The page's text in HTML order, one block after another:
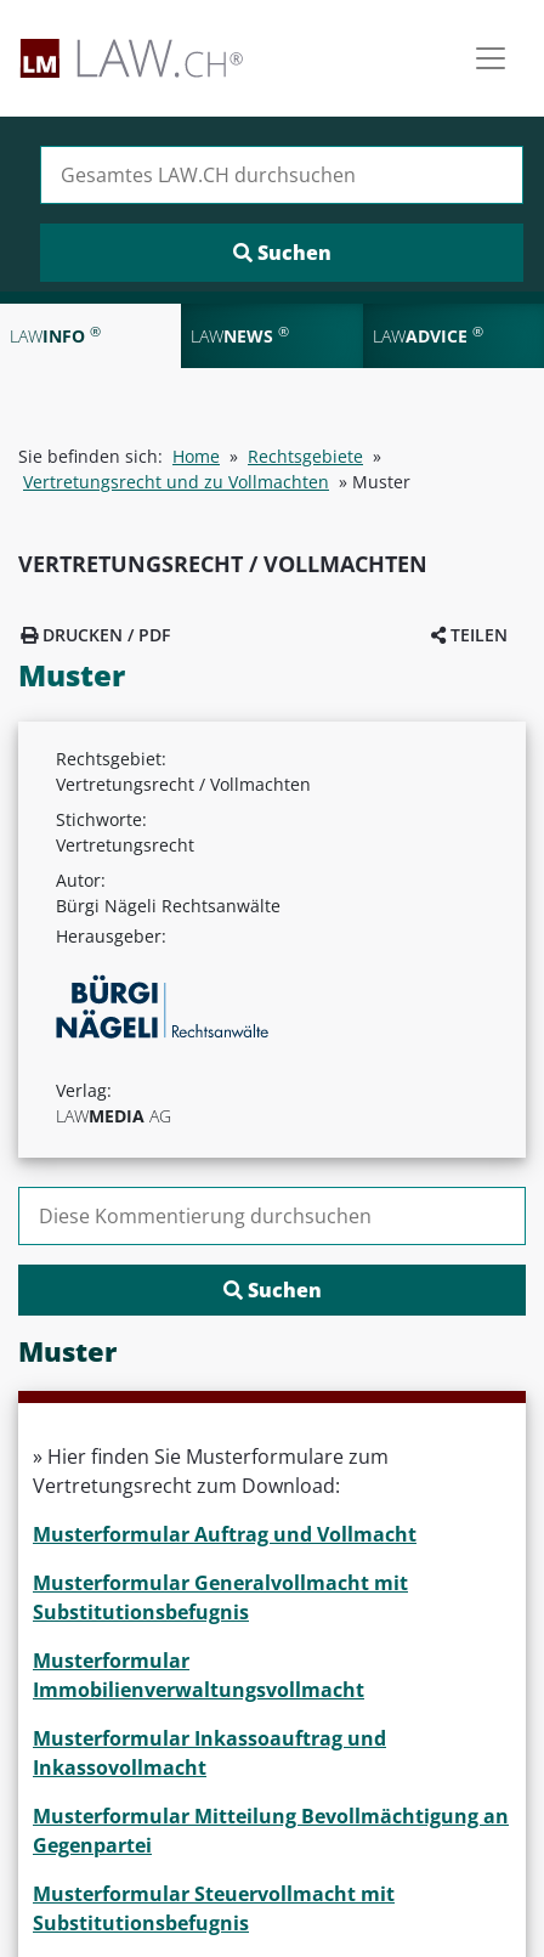
LAWINFO ® LAWNEWS ® LAWADVICE ®
Sie befinden sich: Home » Rechtsgebiete »
Vertretungsrecht und zu Vollmachten » Muster
VERTRETUNGSRECHT / VOLLMACHTEN
TEILEN
DRUCKEN / PDF
Muster
Rechtsgebiet:
Vertretungsrecht / Vollmachten
Stichworte:
Vertretungsrecht
Autor:
Bürgi Nägeli Rechtsanwälte
Herausgeber:
Verlag:
LAWMEDIA AG
Suchen nach:
Muster
» Hier finden Sie Musterformulare zum
Vertretungsrecht zum Download:
Musterformular Auftrag und Vollmacht
Musterformular Generalvollmacht mit
Substitutionsbefugnis
Musterformular
Immobilienverwaltungsvollmacht
Musterformular Inkassoauftrag und
Inkassovollmacht
Musterformular Mitteilung Bevollmächtigung an
Gegenpartei
Musterformular Steuervollmacht mit
Substitutionsbefugnis